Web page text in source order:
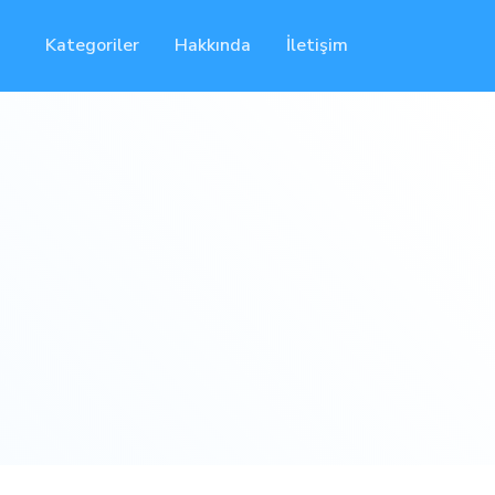
Kategoriler Hakkında İletişim